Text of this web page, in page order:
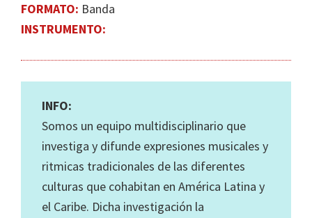
FORMATO: Banda
INSTRUMENTO:
INFO:
Somos un equipo multidisciplinario que
investiga y difunde expresiones musicales y
ritmicas tradicionales de las diferentes
culturas que cohabitan en América Latina y
el Caribe. Dicha investigación la